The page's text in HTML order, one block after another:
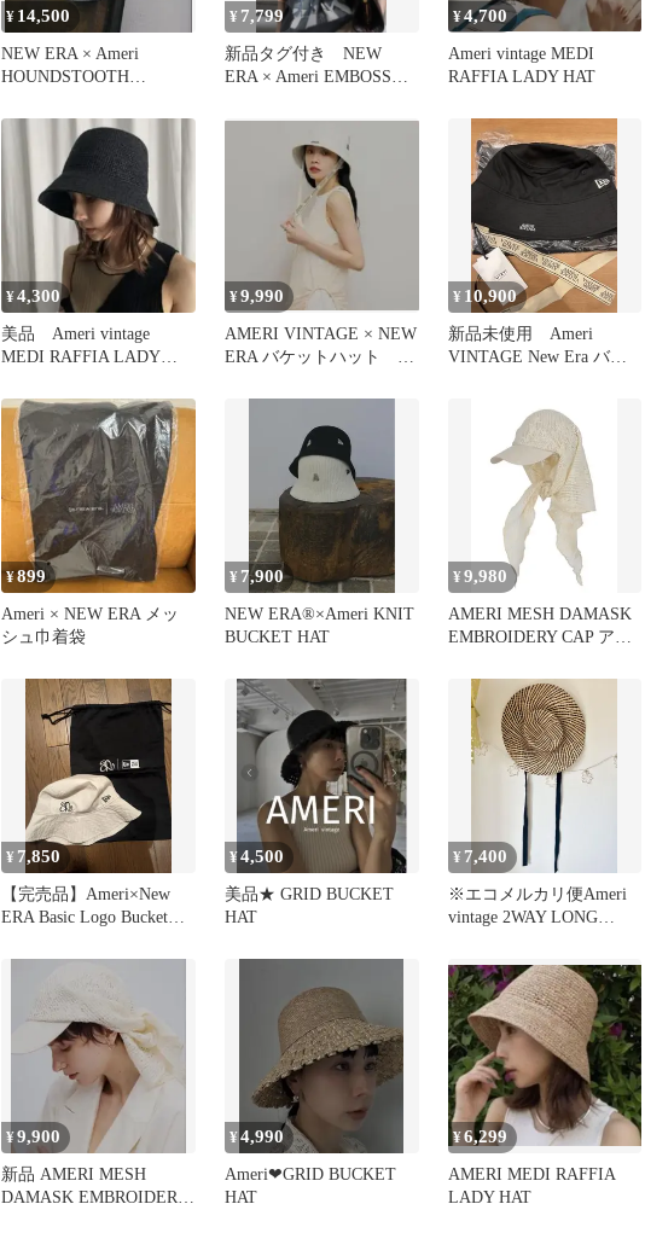
¥ 14,500
NEW ERA × Ameri
HOUNDSTOOTH
¥ 7,799
新品タグ付き NEW
ERA × Ameri EMBOSS
¥4,700
Ameri vintage MEDI
RAFFIA LADY HAT
¥4,300
美品 Ameri vintage
MEDI RAFFIA LADY
¥9,990
AMERI VINTAGE × NEW
ERA バケットハット ホ
¥ 10,900
新品未使用 Ameri
VINTAGE New Era バケ
¥899
Ameri × NEW ERA メッ
シュ巾着袋
¥ 7,900
NEW ERA®×Ameri KNIT
BUCKET HAT
¥9,980
AMERI MESH DAMASK
EMBROIDERY CAP アイ
¥ 7,850
【完売品】Ameri×New
ERA Basic Logo Bucket
¥4,500
美品★ GRID BUCKET
HAT
¥ 7,400
※エコメルカリ便Ameri
vintage 2WAY LONG
¥9,900
新品 AMERI MESH
DAMASK EMBROIDERY
¥4,990
Ameri❤︎GRID BUCKET
HAT
¥6,299
AMERI MEDI RAFFIA
LADY HAT